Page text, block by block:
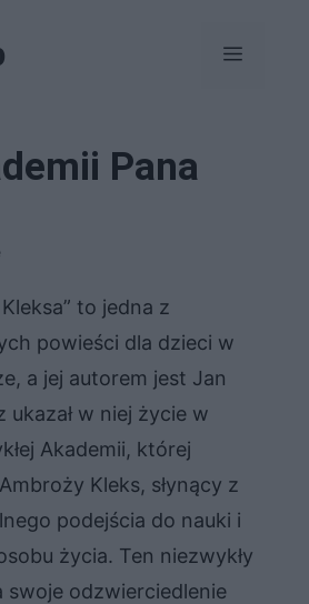
Menu
Pana
to jedna z
powieści dla dzieci w
a jej autorem jest Jan
ukazał w niej życie w
Akademii, której
Kleks, słynący z
podejścia do nauki i
życia. Ten niezwykły
swoje odzwierciedlenie